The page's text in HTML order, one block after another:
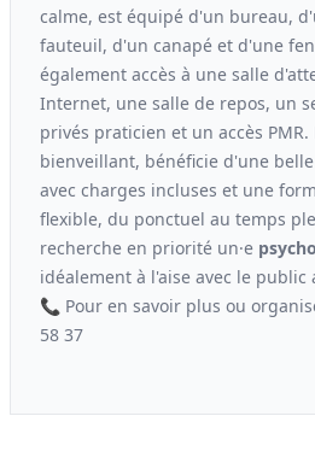
calme, est équipé d'un bureau,
fauteuil, d'un canapé et d'une
également accès à une salle
Internet, une salle de repos, un
privés praticien et un accès
bienveillant, bénéficie d'une
avec charges incluses et une
flexible, du ponctuel au temps
recherche en priorité un·e
idéalement à l'aise avec le public
📞 Pour en savoir plus ou
58 37